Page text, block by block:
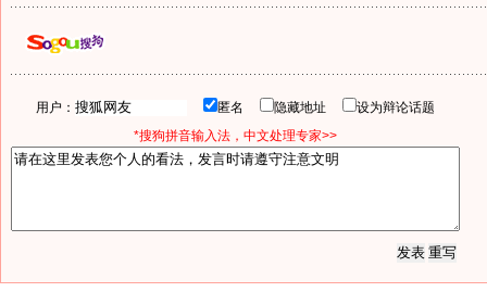
用户： 匿名 隐藏地址
设为辩论话题
*搜狗拼音输入法，中文处理专家>>